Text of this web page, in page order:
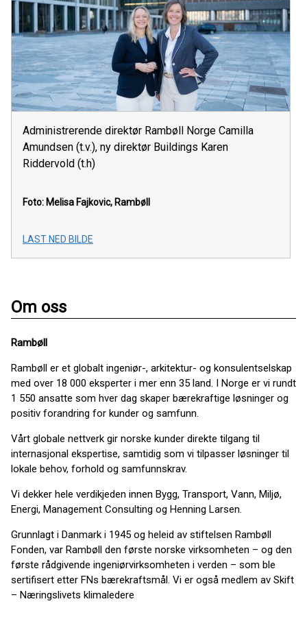
Administrerende direktør Rambøll Norge Camilla
Amundsen (t.v.), ny direktør Buildings Karen
Riddervold (t.h)
Foto: Melisa Fajkovic, Rambøll
LAST NED BILDE
Om oss
Rambøll
Rambøll er et globalt ingeniør-, arkitektur- og konsulentselskap
med over 18 000 eksperter i mer enn 35 land. I Norge er vi rundt
1 550 ansatte som hver dag skaper bærekraftige løsninger og
positiv forandring for kunder og samfunn.
Vårt globale nettverk gir norske kunder direkte tilgang til
internasjonal ekspertise, samtidig som vi tilpasser løsninger til
lokale behov, forhold og samfunnskrav.
Vi dekker hele verdikjeden innen Bygg, Transport, Vann, Miljø,
Energi, Management Consulting og Henning Larsen.
Grunnlagt i Danmark i 1945 og heleid av stiftelsen Rambøll
Fonden, var Rambøll den første norske virksomheten – og den
første rådgivende ingeniørvirksomheten i verden – som ble
sertifisert etter FNs bærekraftsmål. Vi er også medlem av Skift
– Næringslivets klimaledere